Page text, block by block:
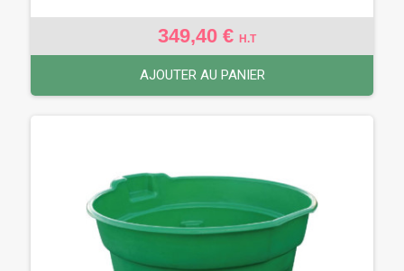
349,40 € H.T
AJOUTER AU PANIER